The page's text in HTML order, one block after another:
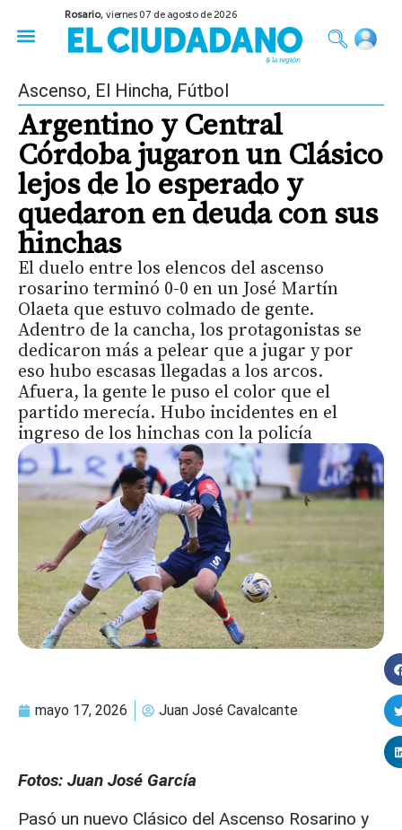
Rosario,viernes 07 de agosto de 2026
Ascenso, El Hincha, Fútbol
Argentino y Central
Córdoba jugaron un Clásico
lejos de lo esperado y
quedaron en deuda con sus
hinchas
El duelo entre los elencos del ascenso
rosarino terminó 0-0 en un José Martín
Olaeta que estuvo colmado de gente.
Adentro de la cancha, los protagonistas se
dedicaron más a pelear que a jugar y por
eso hubo escasas llegadas a los arcos.
Afuera, la gente le puso el color que el
partido merecía. Hubo incidentes en el
ingreso de los hinchas con la policía
mayo 17, 2026 Juan José Cavalcante
Fotos: Juan José García
Pasó un nuevo Clásico del Ascenso Rosarino y